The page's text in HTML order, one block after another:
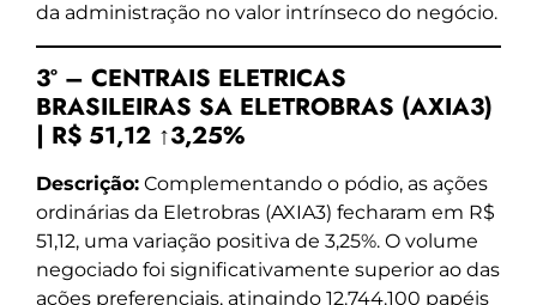
da administração no valor intrínseco do negócio.
3º – CENTRAIS ELETRICAS
BRASILEIRAS SA ELETROBRAS (AXIA3)
| R$ 51,12 ↑3,25%
Descrição: Complementando o pódio, as ações
ordinárias da Eletrobras (AXIA3) fecharam em R$
51,12, uma variação positiva de 3,25%. O volume
negociado foi significativamente superior ao das
ações preferenciais, atingindo 12.744.100 papéis